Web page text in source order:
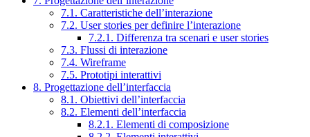
7.1. Caratteristiche dell’interazione
7.2. User stories per definire l’interazione
7.2.1. Differenza tra scenari e user stories
7.3. Flussi di interazione
7.4. Wireframe
7.5. Prototipi interattivi
8. Progettazione dell’interfaccia
8.1. Obiettivi dell’interfaccia
8.2. Elementi dell’interfaccia
8.2.1. Elementi di composizione